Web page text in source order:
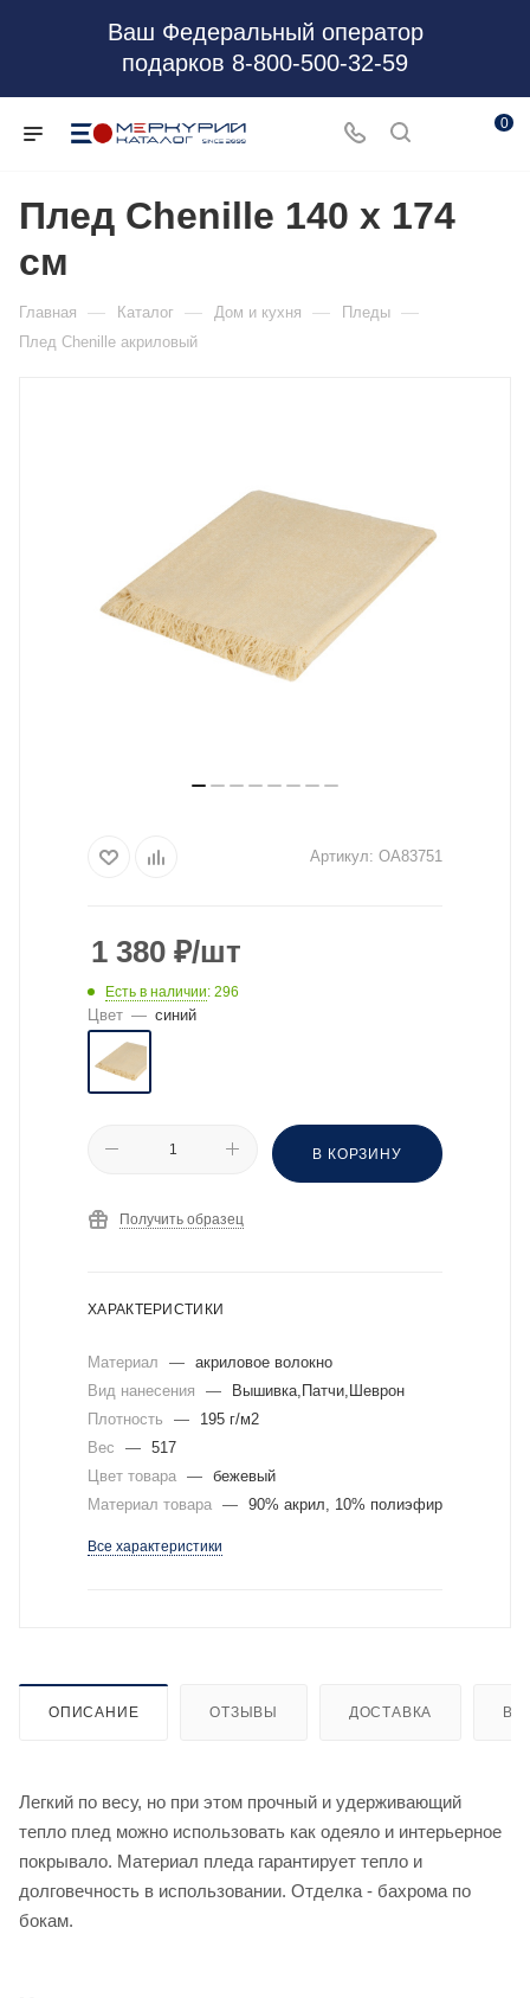
Ваш Федеральный оператор
подарков 8-800-500-32-59
0
Плед Chenille 140 х 174
см
Главная — Каталог — Дом и кухня — Пледы —
Плед Chenille акриловый
Артикул: OA83751
1 380 ₽/шт
Есть в наличии: 296
Цвет — синий
В КОРЗИНУ
Получить образец
ХАРАКТЕРИСТИКИ
Материал — акриловое волокно
Вид нанесения
—
Вышивка,Патчи,Шеврон
Плотность
—
195 г/м2
Вес
— 517
Цвет товара — бежевый
Материал товара — 90% акрил, 10% полиэфир
Все характеристики
ОПИСАНИЕ ОТЗЫВЫ ДОСТАВКА
Легкий по весу, но при этом прочный и удерживающий
тепло плед можно использовать как одеяло и интерьерное
покрывало. Материал пледа гарантирует тепло и
долговечность в использовании. Отделка - бахрома по
бокам.